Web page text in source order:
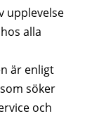
upplevelse
alla
är enligt
söker
och